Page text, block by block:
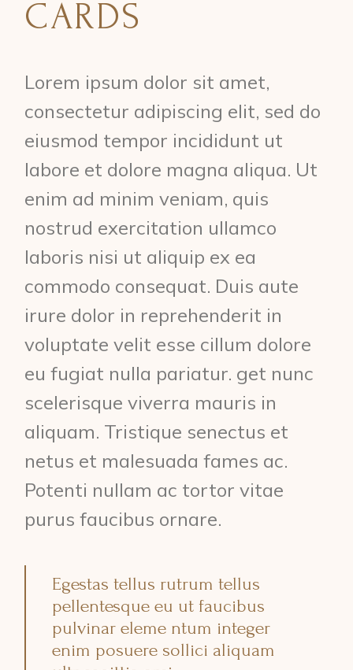
CARDS
Lorem ipsum dolor sit amet,
consectetur adipiscing elit, sed do
eiusmod tempor incididunt ut
labore et dolore magna aliqua. Ut
enim ad minim veniam, quis
nostrud exercitation ullamco
laboris nisi ut aliquip ex ea
commodo consequat. Duis aute
irure dolor in reprehenderit in
voluptate velit esse cillum dolore
eu fugiat nulla pariatur. get nunc
scelerisque viverra mauris in
aliquam. Tristique senectus et
netus et malesuada fames ac.
Potenti nullam ac tortor vitae
purus faucibus ornare.
Egestas tellus rutrum tellus
pellentesque eu ut faucibus
pulvinar eleme ntum integer
enim posuere sollici aliquam